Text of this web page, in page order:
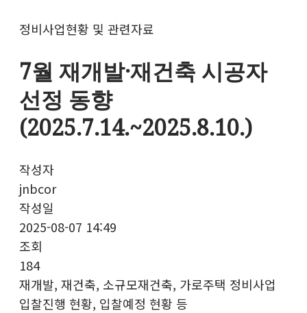
정비사업현황 및 관련자료
7월 재개발·재건축 시공자
선정 동향
(2025.7.14.~2025.8.10.)
작성자
jnbcor
작성일
2025-08-07 14:49
조회
184
재개발, 재건축, 소규모재건축, 가로주택 정비사업
입찰진행 현황, 입찰예정 현황 등